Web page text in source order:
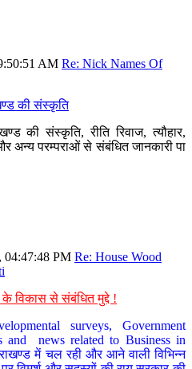
AM Re: Nick Names Of
की संस्कृति
की संस्कृति, रीति रिवाज, त्यौहार,
अन्य परम्पराओं से संबंधित जानकारी पा
04:47:48 PM Re: House Wood
विकास से संबंधित मुद्दे !
surveys, Government
and news related to Business in
में चल रही और आने वाली विभिन्न